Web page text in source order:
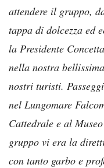
attendere il gruppo,
tappa di dolcezza ed
la Presidente
nella nostra
nostri turisti.
nel Lungomare
Cattedrale e al
gruppo vi era la
con tanto garbo e